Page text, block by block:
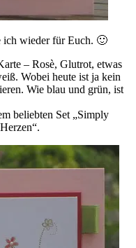
ich wieder für Euch. 🙂
– Rosè, Glutrot, etwas
Wobei heute ist ja kein
Wie blau und grün, ist
beliebten Set „Simply